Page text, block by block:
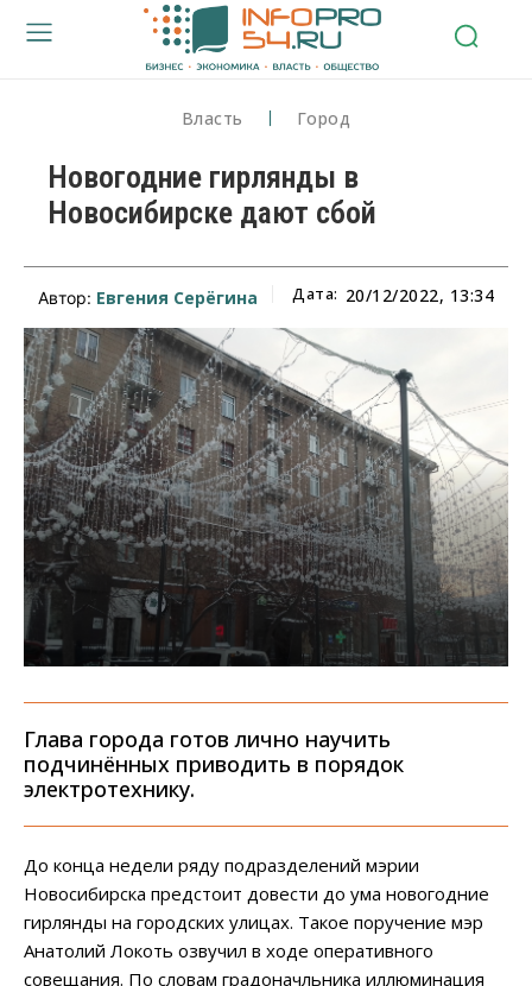
Власть Город
Новогодние гирлянды в
Новосибирске дают сбой
Автор: Евгения Серёгина Дата: 20/12/2022, 13:34
Глава города готов лично научить
подчинённых приводить в порядок
электротехнику.
До конца недели ряду подразделений мэрии
Новосибирска предстоит довести до ума новогодние
гирлянды на городских улицах. Такое поручение мэр
Анатолий Локоть озвучил в ходе оперативного
совещания. По словам градоначльника иллюминация